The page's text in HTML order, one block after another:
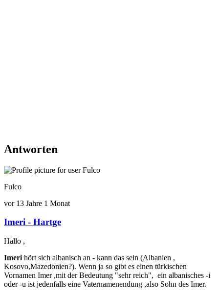
Antworten
Fulco
vor 13 Jahre 1 Monat
Imeri - Hartge
Hallo ,
Imeri hört sich albanisch an - kann das sein (Albanien ,
Kosovo,Mazedonien?). Wenn ja so gibt es einen türkischen
Vornamen Imer ,mit der Bedeutung "sehr reich", ein albanisches -i
oder -u ist jedenfalls eine Vaternamenendung ,also Sohn des Imer.